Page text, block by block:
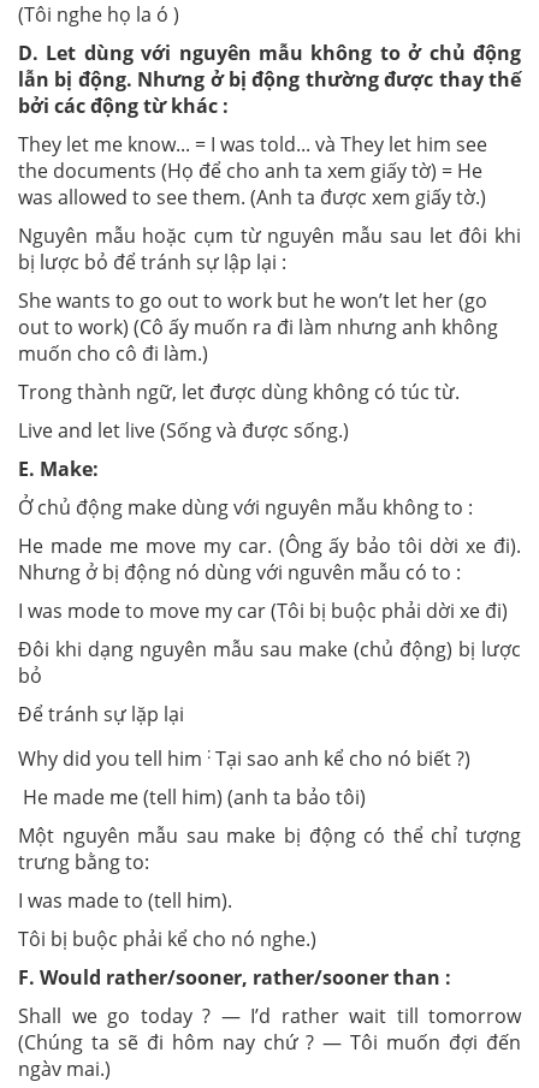
(Tôi nghe họ la ó )
D. Let dùng với nguyên mẫu không to ở chủ động
lẫn bị động. Nhưng ở bị động thường được thay thế
bởi các động từ khác :
They let me know... = I was told... và They let him see
the documents (Họ để cho anh ta xem giấy tờ) = He
was allowed to see them. (Anh ta được xem giấy tờ.)
Nguyên mẫu hoặc cụm từ nguyên mẫu sau let đôi khi
bị lược bỏ để tránh sự lập lại :
She wants to go out to work but he won’t let her (go
out to work) (Cô ấy muốn ra đi làm nhưng anh không
muốn cho cô đi làm.)
Trong thành ngữ, let được dùng không có túc từ.
Live and let live (Sống và được sống.)
E. Make:
Ở chủ động make dùng với nguyên mẫu không to :
He made me move my car. (Ông ấy bảo tôi dời xe đi).
Nhưng ở bị động nó dùng với nguvên mẫu có to :
I was mode to move my car (Tôi bị buộc phải dời xe đi)
Đôi khi dạng nguyên mẫu sau make (chủ động) bị lược
bỏ
Để tránh sự lặp lại
Why did you tell him : Tại sao anh kể cho nó biết ?)
He made me (tell him) (anh ta bảo tôi)
Một nguyên mẫu sau make bị động có thể chỉ tượng
trưng bằng to:
I was made to (tell him).
Tôi bị buộc phải kể cho nó nghe.)
F. Would rather/sooner, rather/sooner than :
Shall we go today ? — I’d rather wait till tomorrow
(Chúng ta sẽ đi hôm nay chứ ? — Tôi muốn đợi đến
ngàv mai.)